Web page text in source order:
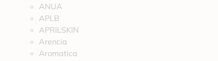
ANUA
APLB
APRILSKIN
Arencia
Aromatica